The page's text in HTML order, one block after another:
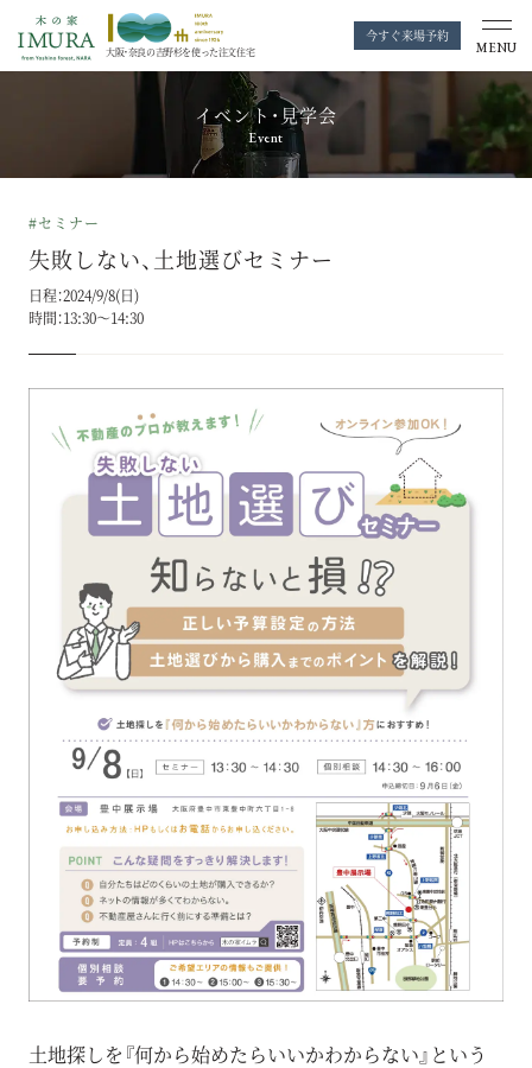
大阪・奈良の吉野杉を使った注文住宅
今すぐ来場予約
MENU
イベント・見学会
Event
#セミナー
失敗しない、土地選びセミナー
日程：2024/9/8(日)
時間：13:30～14:30
土地探しを『何から始めたらいいかわからない』という